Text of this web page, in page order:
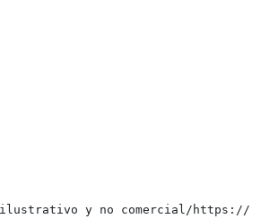
y no comercial/https://